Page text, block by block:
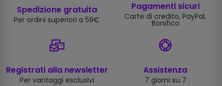
Spedizione gratuita
Per ordini superiori a 59€
Pagamenti sicuri
Carte di credito, PayPal,
Bonifico
Registrati alla newsletter
Per vantaggi esclusivi
Assistenza
7 giorni su 7